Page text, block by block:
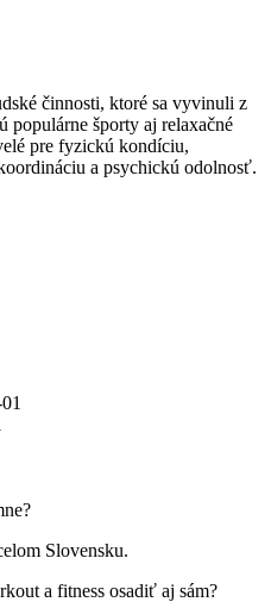
činnosti, ktoré sa vyvinuli z
populárne športy aj relaxačné
pre fyzickú kondíciu,
a psychickú odolnosť.
Slovensku.
a fitness osadiť aj sám?